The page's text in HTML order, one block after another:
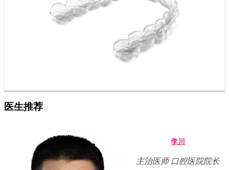
医生推荐
李川
主治医师 口腔医院院长